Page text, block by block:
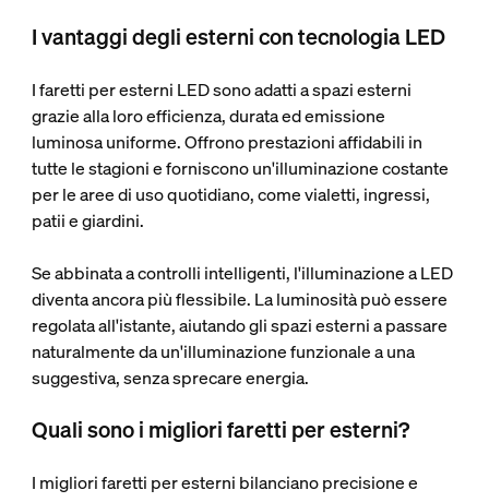
I vantaggi degli esterni con tecnologia LED
I faretti per esterni LED sono adatti a spazi esterni
grazie alla loro efficienza, durata ed emissione
luminosa uniforme. Offrono prestazioni affidabili in
tutte le stagioni e forniscono un'illuminazione costante
per le aree di uso quotidiano, come vialetti, ingressi,
patii e giardini.
Se abbinata a controlli intelligenti, l'illuminazione a LED
diventa ancora più flessibile. La luminosità può essere
regolata all'istante, aiutando gli spazi esterni a passare
naturalmente da un'illuminazione funzionale a una
suggestiva, senza sprecare energia.
Quali sono i migliori faretti per esterni?
I migliori faretti per esterni bilanciano precisione e